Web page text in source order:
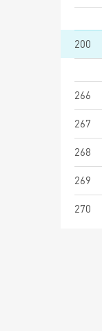
200
266
267
268
269
270